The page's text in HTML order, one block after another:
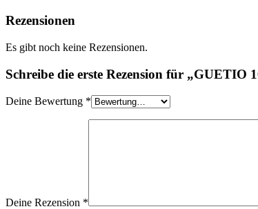
Rezensionen
Es gibt noch keine Rezensionen.
Schreibe die erste Rezension für „GUETIO
Deine Bewertung *
Deine Rezension *